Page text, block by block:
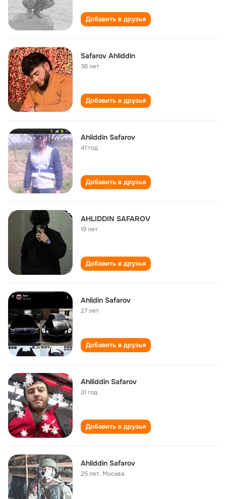
Добавить в друзья
Safarov Ahliddin
36 лет
Добавить в друзья
Ahliddin Safarov
41 год
Добавить в друзья
AHLIDDIN SAFAROV
19 лет
Добавить в друзья
Ahlidin Safarov
27 лет
Добавить в друзья
Ahlliddin Safarov
31 год
Добавить в друзья
Ahliddin Safarov
25 лет, Москва